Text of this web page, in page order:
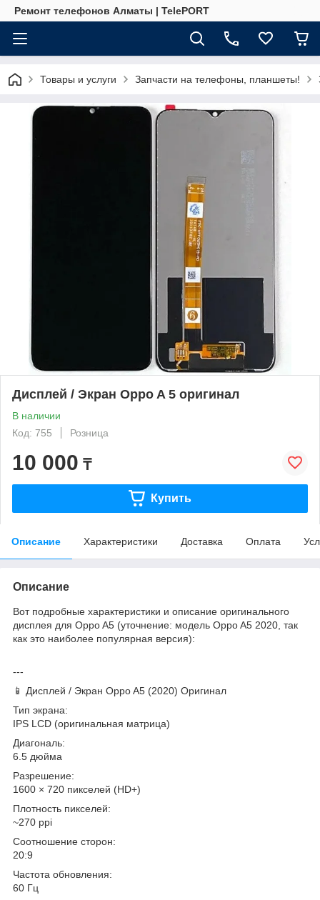
Ремонт телефонов Алматы | TelePORT
Товары и услуги Запчасти на телефоны, планшеты!
Дисплей / Экран Oppo A 5 оригинал
В наличии
Код: 755
Розница
10 000 ₸
Купить
Описание Характеристики Доставка Оплата
Описание
Вот подробные характеристики и описание оригинального
дисплея для Oppo A5 (уточнение: модель Oppo A5 2020, так
как это наиболее популярная версия):
---
📱 Дисплей / Экран Oppo A5 (2020) Оригинал
Тип экрана:
IPS LCD (оригинальная матрица)
Диагональ:
6.5 дюйма
Разрешение:
1600 × 720 пикселей (HD+)
Плотность пикселей:
~270 ppi
Соотношение сторон:
20:9
Частота обновления:
60 Гц